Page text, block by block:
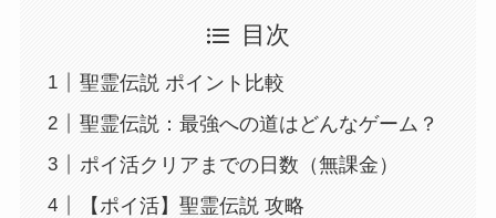
目次
聖霊伝説 ポイント比較
聖霊伝説：最強への道はどんなゲーム？
ポイ活クリアまでの日数（無課金）
【ポイ活】聖霊伝説 攻略